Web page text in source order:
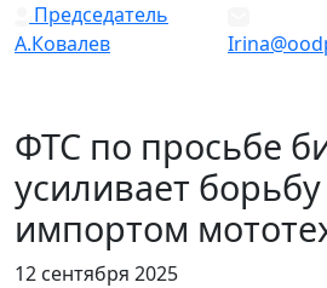
Председатель
А.Ковалев
ФТС по просьбе
усиливает
импортом
12 сентября 2025